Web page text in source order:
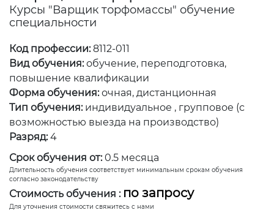
Курсы "Варщик торфомассы" обучение
специальности
Код профессии:8112-011
Вид обучения: обучение, переподготовка,
повышение квалификации
Форма обучения: очная, дистанционная
Тип обучения: индивидуальное , групповое (с
возможностью выезда на производство)
Разряд: 4
Срок обучения от: 0.5 месяца
Длительность обучения соответствует минимальным срокам обучения
согласно законодательству
Стоимость обучения : по запросу
Для уточнения стоимости свяжитесь с нами